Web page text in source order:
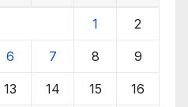
1 2
6 7 8 9
13 14 15 16